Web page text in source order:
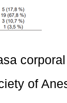
corporal
of